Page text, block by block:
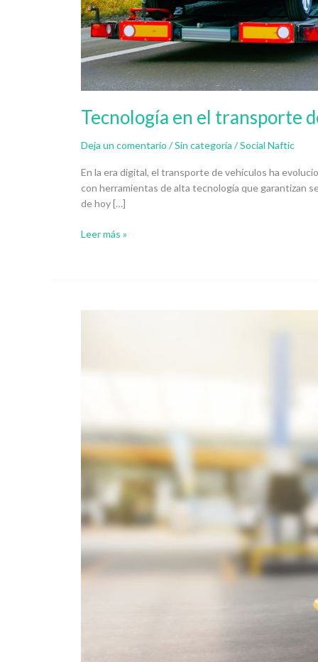
Tecnología en el transporte
Deja un comentario /Sin categoría /Social Naftic
En la era digital, el transporte de vehículos ha
con herramientas de alta tecnología que garantizan
de hoy […]
Leer más »